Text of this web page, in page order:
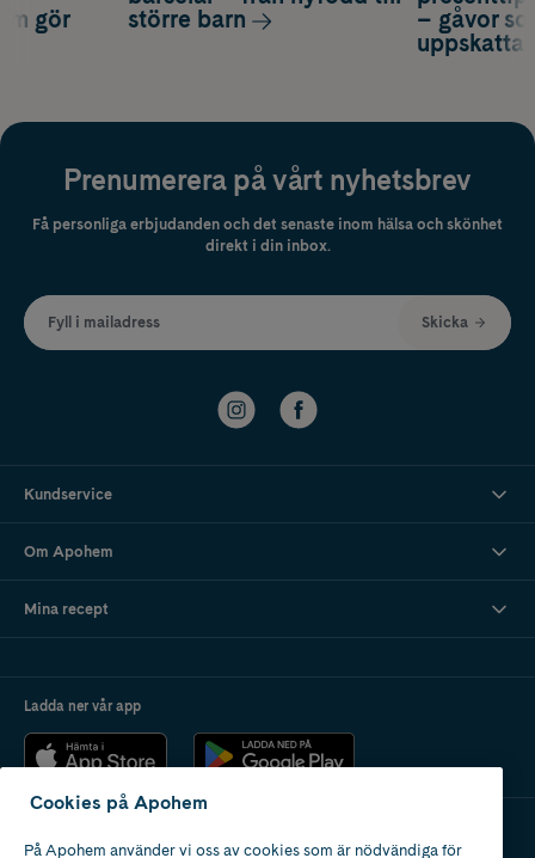
– gåvor
gör
större barn
Prenumerera på vårt nyhetsbrev
Få personliga erbjudanden och det senaste inom hälsa och skönhet
direkt i din inbox.
Fyll i mailadress Skicka
Kundservice
Om Apohem
Mina recept
Ladda ner vår app
Cookies på Apohem
På Apohem använder vi oss av cookies som är nödvändiga för